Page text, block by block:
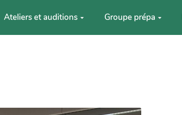
Ateliers et auditions Groupe prépa